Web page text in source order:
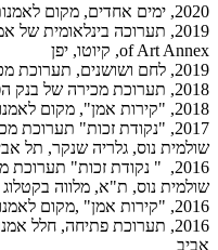
2020, ימים אחדים, מקום לאמנות, אוצר: ניר הרמט
2019, תערוכה בינלאומית של אמנות 2019,
of Art Annex, קיוטו, יפן
2019, לחם ושושנים, תערוכת מכירה, תל אביב
2018, תערוכת מכירה של בנק הפועלים, תל אביב
2018, "קירות אמן", מקום לאמנות, אוצרת: דליה דנון, תל אביב
2017, "נקודת זכות"
שולמית נוס, גלריה שנקר, תל
2016, " נקודת זכות"
שולמית נוס, ת"א, מלווה בקטלוג
2016, "קירות אמן" ,מקום לאמנות, אוצרת: דליה דנון, תל אביב
2016, תערוכת פתיחה, חלל
אביב